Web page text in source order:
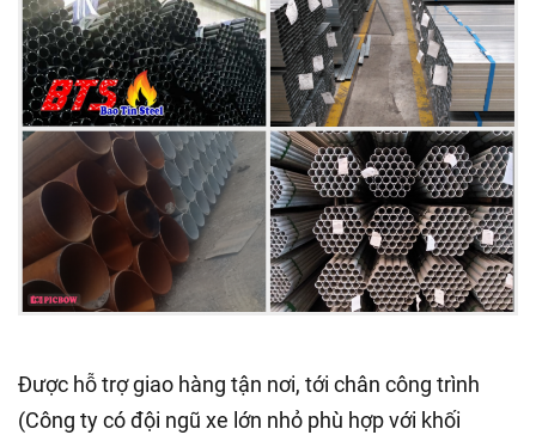
Được hỗ trợ giao hàng tận nơi, tới chân công trình
(Công ty có đội ngũ xe lớn nhỏ phù hợp với khối